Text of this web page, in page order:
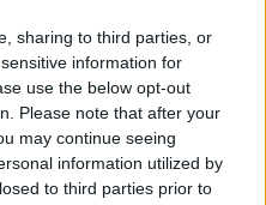
sharing to third parties, or
information for
use the below opt-out
Please note that after your
may continue seeing
information utilized by
to third parties prior to
hogy hibás? legalább
a szemünkbe hazudni már
meg uram hogy a nevedet
nyúltak bele
gyöngyöt.. de csak tagad itt
pedig mégis mit ártana ha
játékos visszajelzése hogy